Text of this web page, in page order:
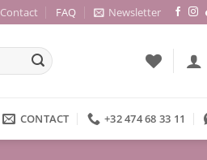
Contact FAQ Newsletter
CONTACT +32 474 68 33 11